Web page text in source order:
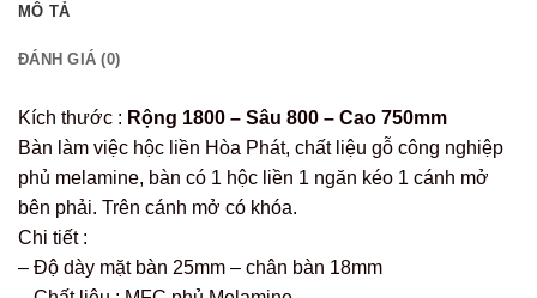
MÔ TẢ
ĐÁNH GIÁ (0)
Kích thước : Rộng 1800 – Sâu 800 – Cao 750mm
Bàn làm việc hộc liền Hòa Phát, chất liệu gỗ công nghiệp
phủ melamine, bàn có 1 hộc liền 1 ngăn kéo 1 cánh mở
bên phải. Trên cánh mở có khóa.
Chi tiết :
– Độ dày mặt bàn 25mm – chân bàn 18mm